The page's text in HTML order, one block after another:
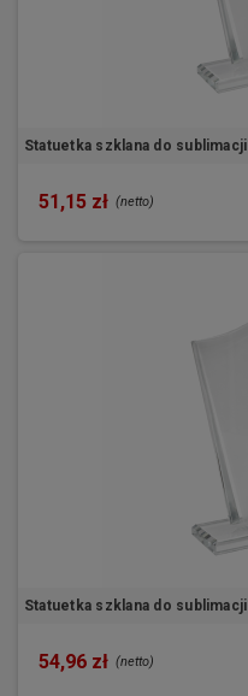
Statuetka szklana do sublimacji
51,15 zł (netto)
Statuetka szklana do
54,96 zł (netto)